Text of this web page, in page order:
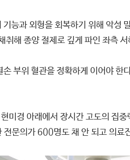
능과 외형을 회복하기 위해 악
해 종양 절제로 깊게 파인 좌측
손 부위 혈관을 정확하게 이어야
미경 아래에서 장시간 고도의 집
문의가 600명도 채 안 되고 의료